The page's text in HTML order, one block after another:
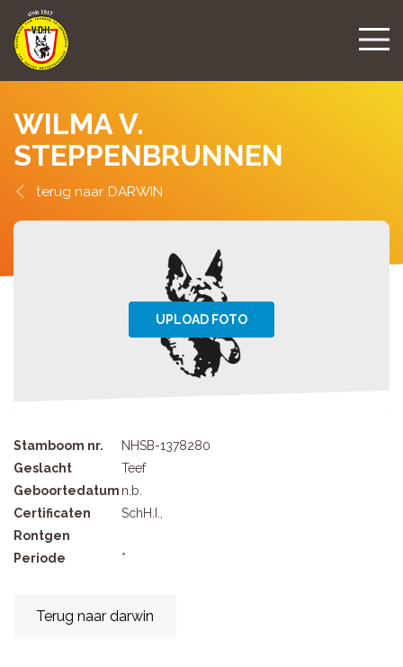
WILMA V.
STEPPENBRUNNEN
DARWIN
Stamboom nr.
NHSB-1378280
Geslacht
Teef
Geboortedatum n.b.
Certificaten
SchH.I.,
Rontgen
Periode
*
Terug naar darwin